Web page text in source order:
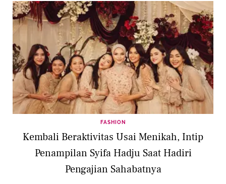
FASHION
Kembali Beraktivitas Usai Menikah, Intip
Penampilan Syifa Hadju Saat Hadiri
Pengajian Sahabatnya